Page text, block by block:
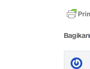
Bagikan